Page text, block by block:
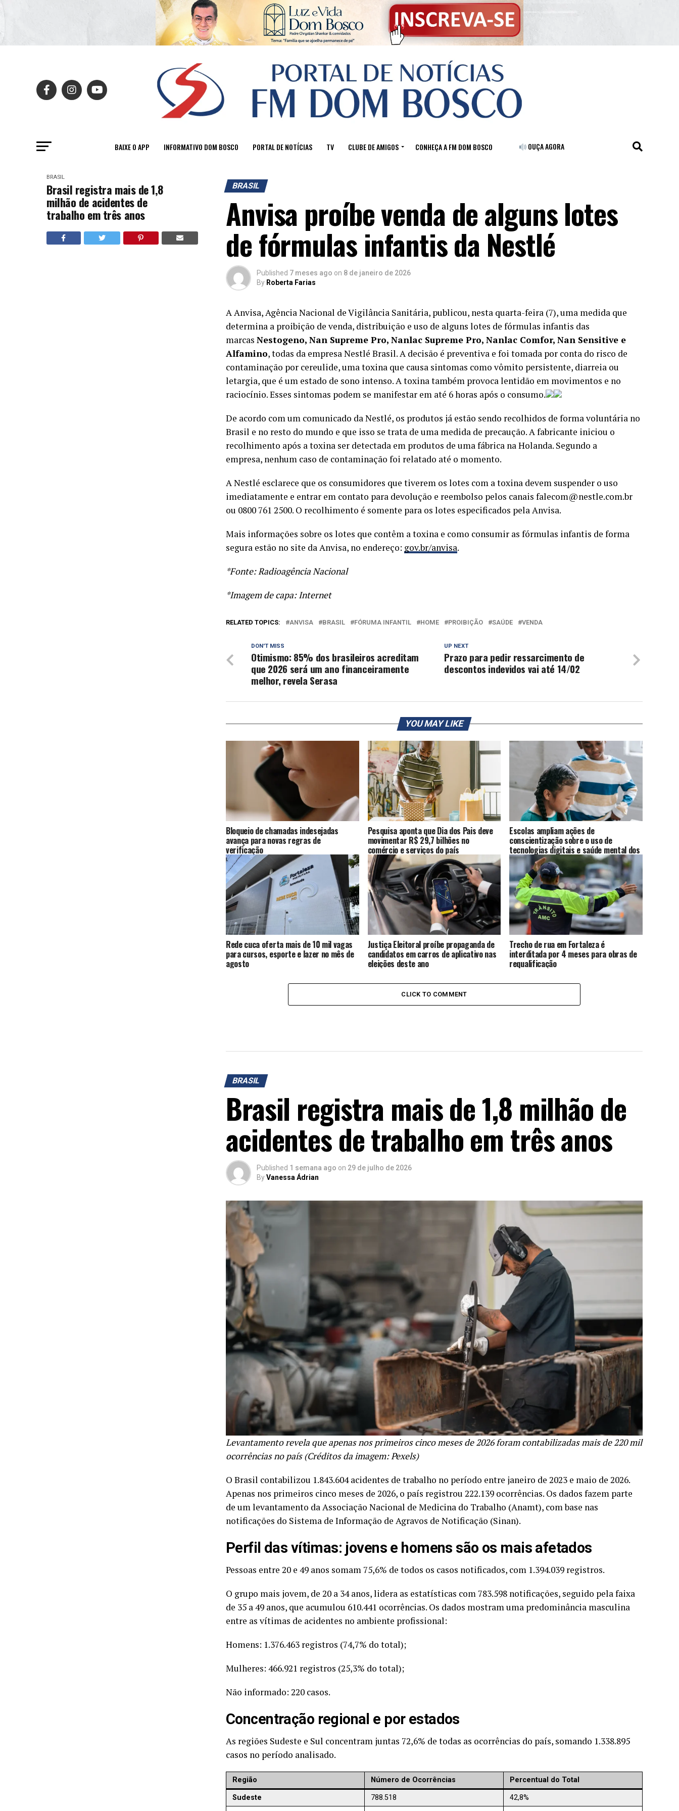
BAIXE O APP INFORMATIVO DOM BOSCO PORTAL DE NOTÍCIAS TV CLUBE DE AMIGOS CONHEÇA A FM DOM BOSCO OUÇA AGORA
BRASIL
Brasil registra mais de 1,8
milhão de acidentes de
trabalho em três anos
BRASIL
Anvisa proíbe venda de alguns lotes
de fórmulas infantis da Nestlé
Published 7 meses ago on 8 de janeiro de 2026
By Roberta Farias
A Anvisa, Agência Nacional de Vigilância Sanitária, publicou, nesta quarta-feira (7), uma medida que
determina a proibição de venda, distribuição e uso de alguns lotes de fórmulas infantis das
marcas Nestogeno, Nan Supreme Pro, Nanlac Supreme Pro, Nanlac Comfor, Nan Sensitive e
Alfamino, todas da empresa Nestlé Brasil. A decisão é preventiva e foi tomada por conta do risco de
contaminação por cereulide, uma toxina que causa sintomas como vômito persistente, diarreia ou
letargia, que é um estado de sono intenso. A toxina também provoca lentidão em movimentos e no
raciocínio. Esses sintomas podem se manifestar em até 6 horas após o consumo.
De acordo com um comunicado da Nestlé, os produtos já estão sendo recolhidos de forma voluntária no
Brasil e no resto do mundo e que isso se trata de uma medida de precaução. A fabricante iniciou o
recolhimento após a toxina ser detectada em produtos de uma fábrica na Holanda. Segundo a
empresa, nenhum caso de contaminação foi relatado até o momento.
A Nestlé esclarece que os consumidores que tiverem os lotes com a toxina devem suspender o uso
imediatamente e entrar em contato para devolução e reembolso pelos canais falecom@nestle.com.br
ou 0800 761 2500. O recolhimento é somente para os lotes especificados pela Anvisa.
Mais informações sobre os lotes que contêm a toxina e como consumir as fórmulas infantis de forma
segura estão no site da Anvisa, no endereço: gov.br/anvisa.
*Fonte: Radioagência Nacional
*Imagem de capa: Internet
RELATED TOPICS: ANVISA BRASIL FÓRUMA INFANTIL HOME PROIBIÇÃO SAÚDE VENDA
UP NEXT
Prazo para pedir ressarcimento de
descontos indevidos vai até 14/02
DON'T MISS
Otimismo: 85% dos brasileiros acreditam
que 2026 será um ano financeiramente
melhor, revela Serasa
YOU MAY LIKE
Bloqueio de chamadas indesejadas
avança para novas regras de
verificação
Pesquisa aponta que Dia dos Pais deve
movimentar R$ 29,7 bilhões no
comércio e serviços do país
Escolas ampliam ações de
conscientização sobre o uso de
tecnologias digitais e saúde mental dos
alunos
Rede cuca oferta mais de 10 mil vagas
para cursos, esporte e lazer no mês de
agosto
Justiça Eleitoral proíbe propaganda de
candidatos em carros de aplicativo nas
eleições deste ano
Trecho de rua em Fortaleza é
interditada por 4 meses para obras de
requalificação
CLICK TO COMMENT
BRASIL
Brasil registra mais de 1,8 milhão de
acidentes de trabalho em três anos
Published 1 semana ago on 29 de julho de 2026
ByVanessa Ádrian
Levantamento revela que apenas nos primeiros cinco meses de 2026 foram contabilizadas mais de 220 mil
ocorrências no país (Créditos da imagem: Pexels)
O Brasil contabilizou 1.843.604 acidentes de trabalho no período entre janeiro de 2023 e maio de 2026.
Apenas nos primeiros cinco meses de 2026, o país registrou 222.139 ocorrências. Os dados fazem parte
de um levantamento da Associação Nacional de Medicina do Trabalho (Anamt), com base nas
notificações do Sistema de Informação de Agravos de Notificação (Sinan).
Perfil das vítimas: jovens e homens são os mais afetados
Pessoas entre 20 e 49 anos somam 75,6% de todos os casos notificados, com 1.394.039 registros.
O grupo mais jovem, de 20 a 34 anos, lidera as estatísticas com 783.598 notificações, seguido pela faixa
de 35 a 49 anos, que acumulou 610.441 ocorrências. Os dados mostram uma predominância masculina
entre as vítimas de acidentes no ambiente profissional:
Homens: 1.376.463 registros (74,7% do total);
Mulheres: 466.921 registros (25,3% do total);
Não informado: 220 casos.
Concentração regional e por estados
As regiões Sudeste e Sul concentram juntas 72,6% de todas as ocorrências do país, somando 1.338.895
casos no período analisado.
Região Número de Ocorrências Percentual do Total
Sudeste 788.518
42,8%